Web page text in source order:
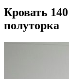
Кровать
полуторка